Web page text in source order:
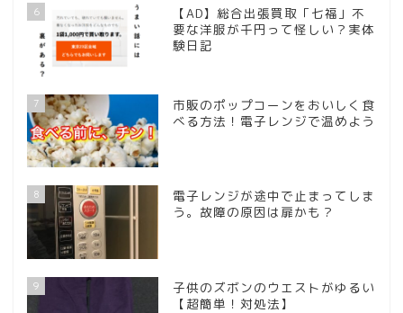
6
【AD】総合出張買取「七福」不
要な洋服が千円って怪しい？実体
験日記
7
市販のポップコーンをおいしく食
べる方法！電子レンジで温めよう
8
電子レンジが途中で止まってしま
う。故障の原因は扉かも？
9
子供のズボンのウエストがゆるい
【超簡単！対処法】